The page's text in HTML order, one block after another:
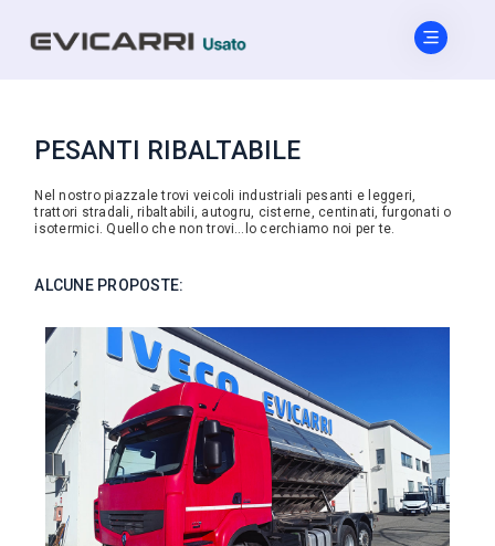
PESANTI RIBALTABILE
Nel nostro piazzale trovi veicoli industriali pesanti e leggeri,
trattori stradali, ribaltabili, autogru, cisterne, centinati, furgonati o
isotermici. Quello che non trovi…lo cerchiamo noi per te.
ALCUNE PROPOSTE: